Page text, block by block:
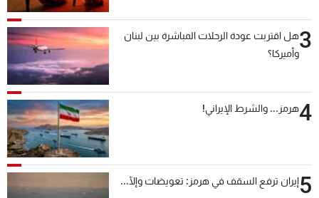
3هل اقتربت عودة الرحلات المباشرة بين لبنان
وأميركا؟
4هرمز... والشرط الإيراني!
5إيران ترفع السقف في هرمز: تعويضات وإلّا...